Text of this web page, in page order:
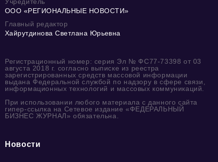
ООО «РЕГИОНАЛЬНЫЕ НОВОСТИ»
Главный редактор
Хайрутдинова Светлана Юрьевна
Регистрационный номер: серия Эл № ФС77-73398 от 03
августа 2018 г. согласно выписке из реестра
зарегистрированных средств массовой информации
выдана Федеральной службой по надзору в сфере связи,
информационных технологий и массовых коммуникаций.
При использовании любого материала с данного сайта
гипер-ссылка на Сетевое издание «ФЕДЕРАЛЬНЫЙ
БИЗНЕС ЖУРНАЛ» обязательна.
Новости